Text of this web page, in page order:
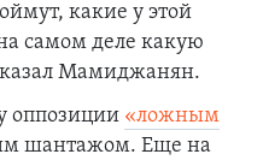
какие у этой
самом деле какую
Мамиджанян.
оппозиции «ложным
шантажом. Еще на